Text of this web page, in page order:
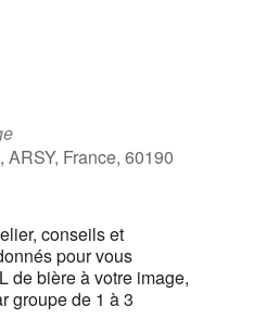
France, 60190
conseils et
pour vous
de bière à votre image,
groupe de 1 à 3